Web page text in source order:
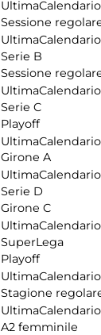
UltimaCalendario
Sessione
UltimaCalendario
Serie B
Sessione
UltimaCalendario
Serie C
Playoff
UltimaCalendario
Girone A
UltimaCalendario
Serie D
Girone C
UltimaCalendario
SuperLega
Playoff
UltimaCalendario
Stagione
UltimaCalendario
A2 femminile